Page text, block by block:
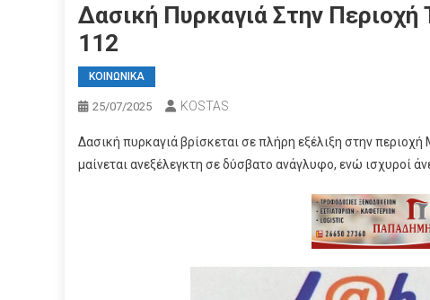
Δασική Πυρκαγιά Στην
112
ΚΟΙΝΩΝΙΚΑ
25/07/2025 KOSTAS
Δασική πυρκαγιά βρίσκεται σε πλήρη εξέλιξη στην
μαίνεται ανεξέλεγκτη σε δύσβατο ανάγλυφο, ενώ ισχυροί